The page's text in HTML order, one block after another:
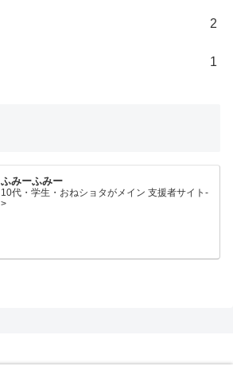
2
1
ふみーふみー
10代・学生・おねショタがメイン 支援者サイト-
>